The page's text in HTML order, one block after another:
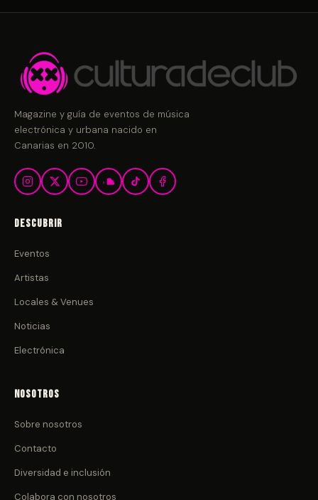
Magazine y guía de eventos de música
electrónica y urbana nacido en
Canarias en 2010.
Descubrir
Eventos
Artistas
Locales & Venues
Noticias
Electrónica
Nosotros
Sobre nosotros
Contacto
Diversidad e inclusión
Colabora con nosotros